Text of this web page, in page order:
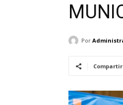
Por
Compartir